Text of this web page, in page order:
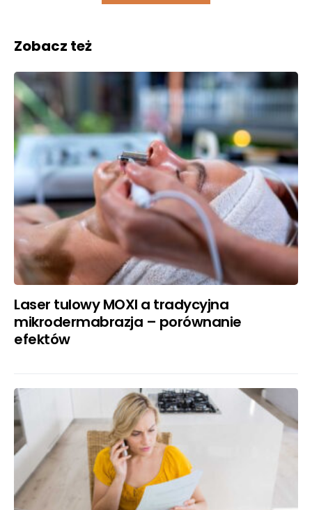
Zobacz też
Laser tulowy MOXI a tradycyjna
mikrodermabrazja – porównanie
efektów